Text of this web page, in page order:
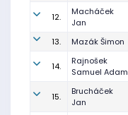
12.
Macháček
Jan
13. Mazák Šimon
14.
Rajnošek
Samuel Adam
15.
Brucháček
Jan